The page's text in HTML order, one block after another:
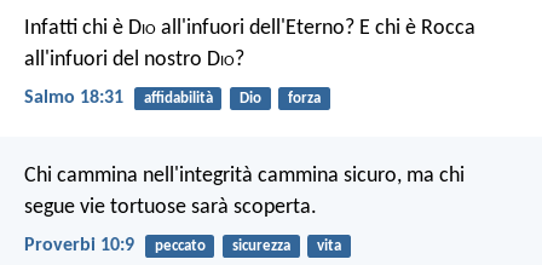
Infatti chi è Dio all'infuori dell'Eterno? E chi è Rocca
all'infuori del nostro Dio?
Salmo 18:31 affidabilità Dio forza
Chi cammina nell'integrità cammina sicuro, ma chi
segue vie tortuose sarà scoperta.
Proverbi 10:9 peccato sicurezza vita